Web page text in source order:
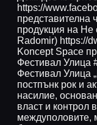
https://
представителна
продукция на Не
Radomir) https://
Koncept Space
Фестивал Улица
Фестивал Улица
постпънк рок и
насилие,
власт и контрол
междуполовите,